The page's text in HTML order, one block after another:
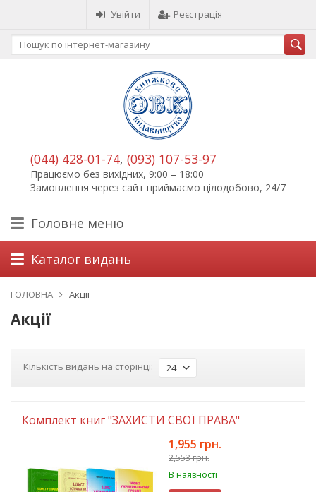
Увійти Реєстрація
(044) 428-01-74, (093) 107-53-97
Працюємо без вихідних, 9:00 – 18:00
Замовлення через сайт приймаємо цілодобово, 24/7
Головне меню
Каталог видань
ГОЛОВНА Акції
Акції
Кількість видань на сторінці: 24
Комплект книг "ЗАХИСТИ СВОЇ ПРАВА"
1,955 грн.
2,553 грн.
В наявності